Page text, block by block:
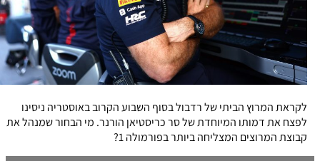
לקראת המרוץ הביתי של רדבול בסוף השבוע הקרוב באוסטריה ניסינו
לפצח את דמותו המיוחדת של סר כריסטיאן הורנר. מי הבחור שמנהל את
קבוצת המרוצים המצליחה ביותר בפורמולה 1?